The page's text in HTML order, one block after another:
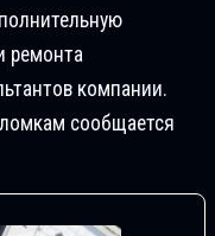
ремонта
компании.
сообщается